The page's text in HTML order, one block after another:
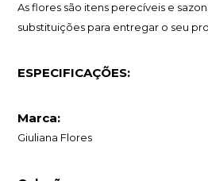
As flores são itens perecíveis e
substituições para entregar o seu
ESPECIFICAÇÕES:
Marca:
Giuliana Flores